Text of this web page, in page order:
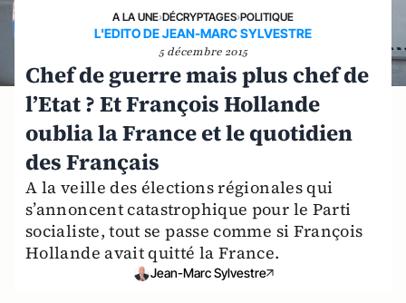
A LA UNE›DÉCRYPTAGES›POLITIQUE
L'EDITO DE JEAN-MARC SYLVESTRE
5 décembre 2015
Chef de guerre mais plus chef de
l’Etat ? Et François Hollande
oublia la France et le quotidien
des Français
A la veille des élections régionales qui
s’annoncent catastrophique pour le Parti
socialiste, tout se passe comme si François
Hollande avait quitté la France.
Jean-Marc Sylvestre